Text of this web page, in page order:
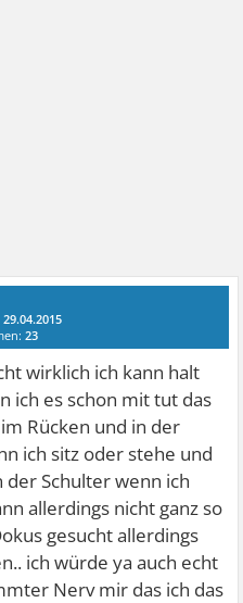
29.04.2015
23
wirklich ich kann halt
ich es schon mit tut das
Rücken und in der
ich sitz oder stehe und
der Schulter wenn ich
allerdings nicht ganz so
gesucht allerdings
ich würde ya auch echt
Nerv mir das ich das